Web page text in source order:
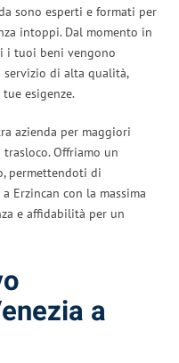
sono esperti e formati per
intoppi. Dal momento in
i tuoi beni vengono
servizio di alta qualità,
esigenze.
azienda per maggiori
Offriamo un
permettendoti di
Erzincan con la massima
e affidabilità per un
a